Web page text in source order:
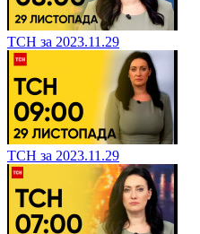
ТСН за 2023.11.29
ТСН за 2023.11.29